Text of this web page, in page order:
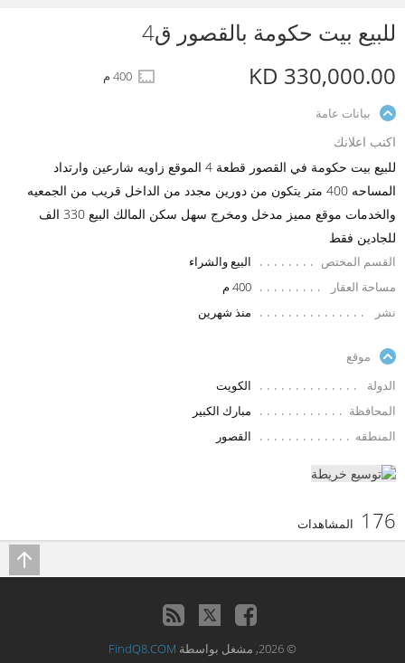
للبيع بيت حكومة بالقصور ق4
KD 330,000.00
400 م
بيانات عامة
اكتب اعلانك
للبيع بيت حكومة في القصور قطعة 4 الموقع زاويه شارعين وارتداد
المساحه 400 متر يتكون من دورين مجدد من الداخل قريب من الجمعيه
والخدمات موقع مميز مدخل ومخرج سهل سكن المالك البيع 330 الف
للجادين فقط
القسم المختص
البيع والشراء
مساحة العقار
400 م
نشر
منذ شهرين
موقع
الدولة
الكويت
المحافظة
مبارك الكبير
المنطقه
القصور
176 المشاهدات
© 2026, مشغل بواسطة FindQ8.COM